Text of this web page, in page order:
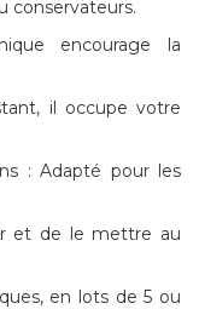
conservateurs.
encourage la
il occupe votre
: Adapté pour les
et de le mettre au
en lots de 5 ou